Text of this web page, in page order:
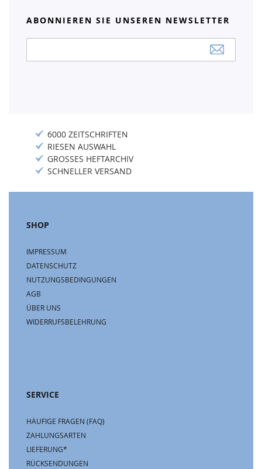
ABONNIEREN SIE UNSEREN NEWSLETTER
Newsletter:
6000 ZEITSCHRIFTEN
RIESEN AUSWAHL
GROSSES HEFTARCHIV
SCHNELLER VERSAND
SHOP
IMPRESSUM
DATENSCHUTZ
NUTZUNGSBEDINGUNGEN
AGB
ÜBER UNS
WIDERRUFSBELEHRUNG
SERVICE
HÄUFIGE FRAGEN (FAQ)
ZAHLUNGSARTEN
LIEFERUNG*
RÜCKSENDUNGEN